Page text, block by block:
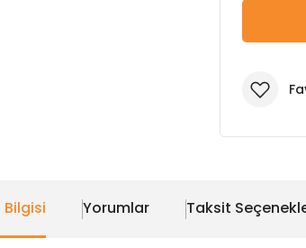
Bilgisi Yorumlar Taksit